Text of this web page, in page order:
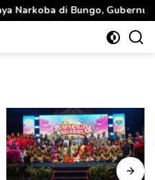
Al Haris: “Kalau anak-